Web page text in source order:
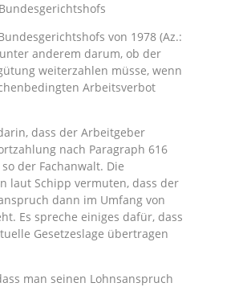
von 1978 (Az.:
anderem darum, ob der
weiterzahlen müsse, wenn
Arbeitsverbot
dass der Arbeitgeber
nach Paragraph 616
der Fachanwalt. Die
laut Schipp vermuten, dass der
dann im Umfang von
Es spreche einiges dafür, dass
Gesetzeslage übertragen
man seinen Lohnsanspruch